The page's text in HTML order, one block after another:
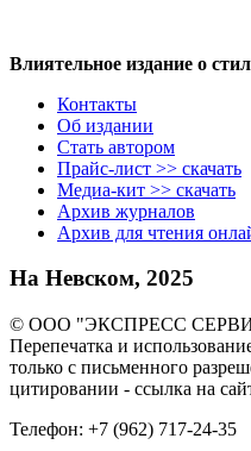
Влиятельное издание о
Контакты
Об издании
Стать автором
Прайс-лист >> скачать
Медиа-кит >> скачать
Архив журналов
Архив для чтения
На Невском, 2025
© ООО "ЭКСПРЕСС
Перепечатка и
только с письменного
цитировании - ссылка на
Телефон: +7 (962) 717-24-35